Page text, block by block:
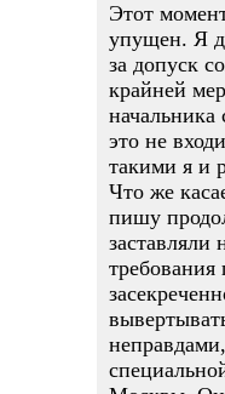
Этот
упущен. Я
за допуск
крайней
начальника
это не
такими я и
Что же
пишу
заставляли
требования